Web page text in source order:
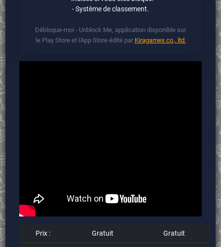
- Système de classement.
Débloque-moi - Unblock Me, application disponible sur
le Play Store et l'App Store édité par Kiragames co., ltd.
Prix : Gratuit Gratuit